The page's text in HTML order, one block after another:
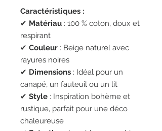
Caractéristiques :
✔ Matériau : 100 % coton, doux et
respirant
✔ Couleur : Beige naturel avec
rayures noires
✔ Dimensions : Idéal pour un
canapé, un fauteuil ou un lit
✔ Style : Inspiration bohème et
rustique, parfait pour une déco
chaleureuse